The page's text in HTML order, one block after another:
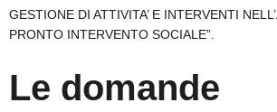
GESTIONE DI ATTIVITA’ E INTERVENTI
PRONTO INTERVENTO SOCIALE”.
Le domande